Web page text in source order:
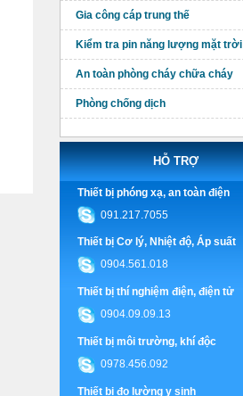
Gia công cáp trung thế
Kiểm tra pin năng lượng mặt trời
An toàn phòng cháy chữa cháy
Phòng chống dịch
HỖ TRỢ
Thiết bị phóng xạ, an toàn điện
091.217.7055
Thiết bị Cơ lý, Nhiệt độ, Áp suất
0904.561.018
Thiết bị thí nghiệm điện, điện tử
0904.09.09.13
Thiết bị môi trường, khí độc
0978.456.092
Thiết bị đo lường y sinh